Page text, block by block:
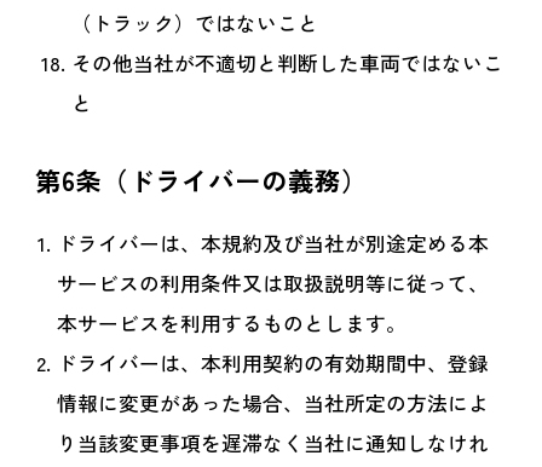
（トラック）ではないこと
その他当社が不適切と判断した車両ではないこ
と
第6条（ドライバーの義務）
ドライバーは、本規約及び当社が別途定める本
サービスの利用条件又は取扱説明等に従って、
本サービスを利用するものとします。
ドライバーは、本利用契約の有効期間中、登録
情報に変更があった場合、当社所定の方法によ
り当該変更事項を遅滞なく当社に通知しなけれ